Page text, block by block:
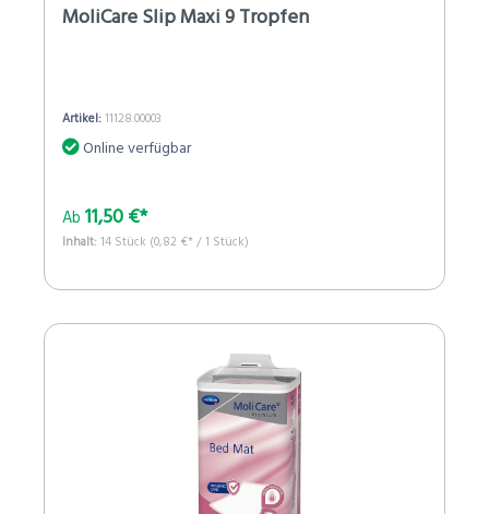
MoliCare Slip Maxi 9 Tropfen
Artikel:11128.00003
Online verfügbar
Ab 11,50 €*
Inhalt:14 Stück (0,82 €* / 1 Stück)